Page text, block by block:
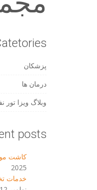
پزشکان
درمان ها
وبلاگ ویزا تور
posts
کاشت مو
2025
خدمات